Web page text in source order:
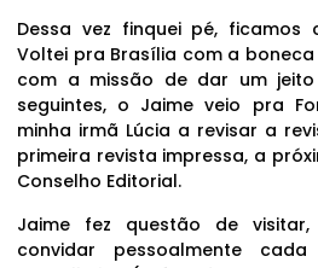
Dessa vez finquei pé,
Voltei pra Brasília com a
com a missão de dar um jeito
seguintes, o Jaime veio pra
minha irmã Lúcia a revisar a
primeira revista impressa, a
Conselho Editorial.
Jaime fez questão de
convidar pessoalmente